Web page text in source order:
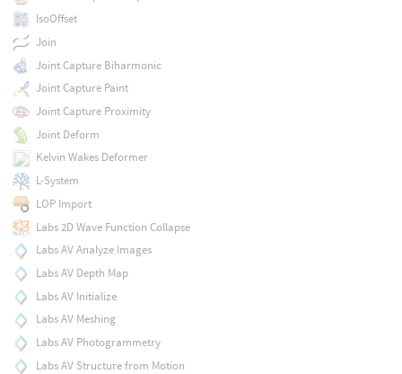
IsoOffset
Join
Joint Capture Biharmonic
Joint Capture Paint
Joint Capture Proximity
Joint Deform
Kelvin Wakes Deformer
L-System
LOP Import
Labs 2D Wave Function Collapse
Labs AV Analyze Images
Labs AV Depth Map
Labs AV Initialize
Labs AV Meshing
Labs AV Photogrammetry
Labs AV Structure from Motion